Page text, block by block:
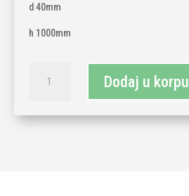
d 40mm
h 1000mm
visilica
retro
Dodaj u korpu